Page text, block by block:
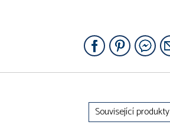
Související produkty